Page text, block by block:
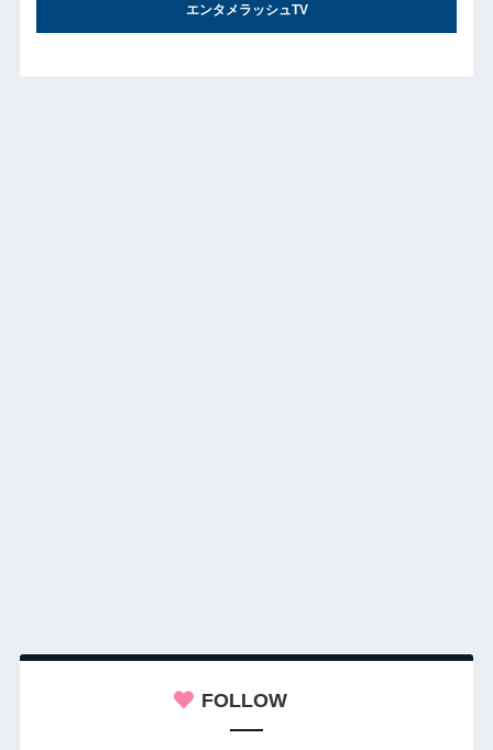
エンタメラッシュTV
FOLLOW